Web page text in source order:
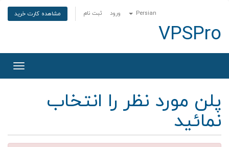
Persian ورود ثبت نام مشاهده کارت خرید
VPSPro
تغییر
پلن مورد نظر را انتخاب
نمائید